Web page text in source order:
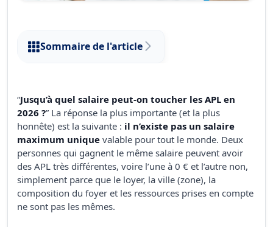
Sommaire de l'article
“Jusqu’à quel salaire peut-on toucher les APL en
2026 ?” La réponse la plus importante (et la plus
honnête) est la suivante : il n’existe pas un salaire
maximum unique valable pour tout le monde. Deux
personnes qui gagnent le même salaire peuvent avoir
des APL très différentes, voire l’une à 0 € et l’autre non,
simplement parce que le loyer, la ville (zone), la
composition du foyer et les ressources prises en compte
ne sont pas les mêmes.